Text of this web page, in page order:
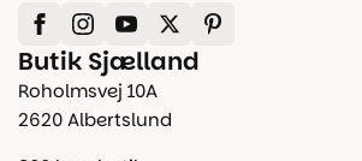
Butik Sjælland
Roholmsvej 10A
2620 Albertslund